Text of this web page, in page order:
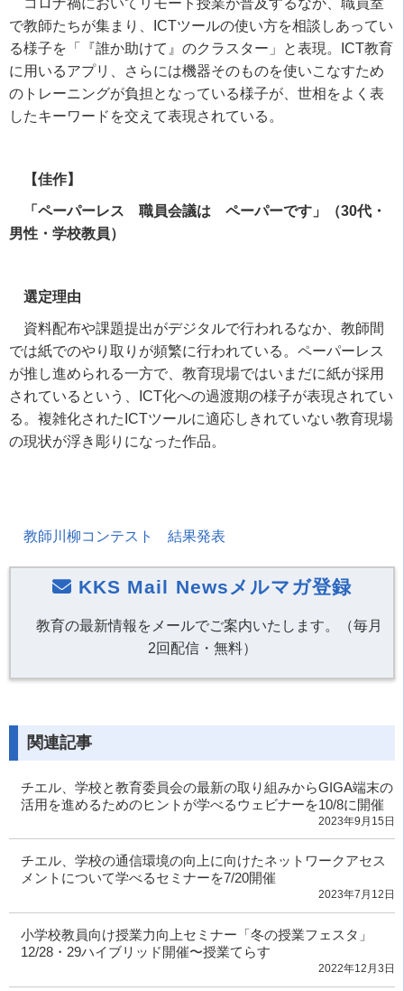
で教師たちが集まり、
ICTツールの使い方を相談しあってい
る様子を「『誰か助けて』のクラスター」と表現。
ICT教育
に用いるアプリ、さらには機器そのものを使いこなすため
のトレーニングが負担となっている様子が、世相をよく表
したキーワードを交えて表現されている。
【佳作】
「ペーパーレス 職員会議は ペーパーです」（30代・
男性・学校教員）
選定理由
資料配布や課題提出がデジタルで行われるなか、教師間
では紙でのやり取りが頻繁に行われている。ペーパーレス
が推し進められる一方で、教育現場ではいまだに紙が採用
されているという、
ICT化への過渡期の様子が表現されてい
る。複雑化された ICTツールに適応しきれていない教育現場
の現状が浮き彫りになった作品。
教師川柳コンテスト 結果発表
KKS Mail Newsメルマガ登録
教育の最新情報をメールでご案内いたします。（毎月
2回配信・無料）
関連記事
チエル、学校と教育委員会の最新の取り組みからGIGA端末の
活用を進めるためのヒントが学べるウェビナーを10/8に開催
2023年9月15日
チエル、学校の通信環境の向上に向けたネットワークアセス
メントについて学べるセミナーを7/20開催
2023年7月12日
小学校教員向け授業力向上セミナー「冬の授業フェスタ」
12/28・29ハイブリッド開催〜授業てらす
2022年12月3日